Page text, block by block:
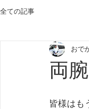
全ての記事
両
おで
皆様はも